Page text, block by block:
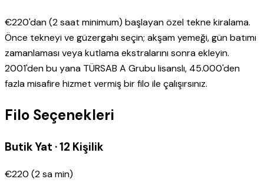
€220'dan (2 saat minimum) başlayan özel tekne kiralama.
Önce tekneyi ve güzergahı seçin; akşam yemeği, gün batımı
zamanlaması veya kutlama ekstralarını sonra ekleyin.
2001'den bu yana TÜRSAB A Grubu lisanslı, 45.000'den
fazla misafire hizmet vermiş bir filo ile çalışırsınız.
Filo Seçenekleri
Butik Yat · 12 Kişilik
€220 (2sa min)